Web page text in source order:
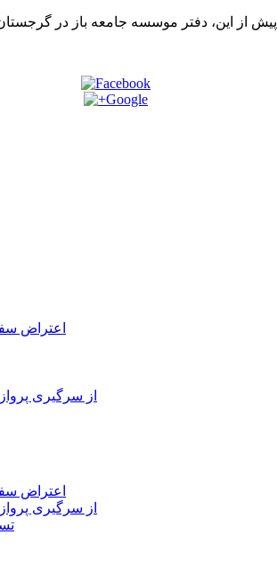
پیش از این، دفتر موسسه جامعه باز در گرجستان
اعتراض
از سرگیری
اعتراض
از سرگیری